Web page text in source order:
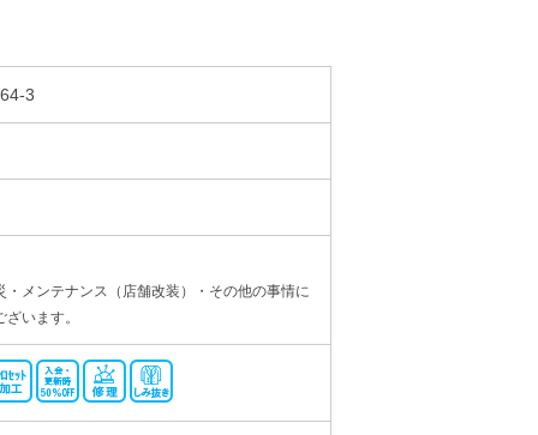
3
メンテナンス（店舗改装）・その他の事情に
います。